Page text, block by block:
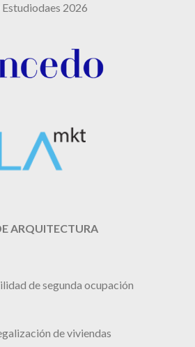
2026
ARQUITECTURA
de segunda ocupación
de viviendas